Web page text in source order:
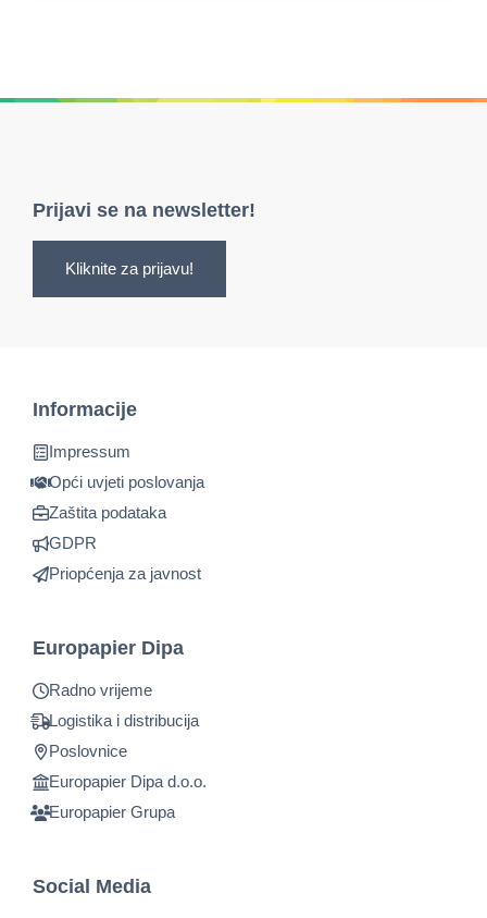
Prijavi se na newsletter!
Kliknite za prijavu!
Informacije
Impressum
Opći uvjeti poslovanja
Zaštita podataka
GDPR
Priopćenja za javnost
Europapier Dipa
Radno vrijeme
Logistika i distribucija
Poslovnice
Europapier Dipa d.o.o.
Europapier Grupa
Social Media